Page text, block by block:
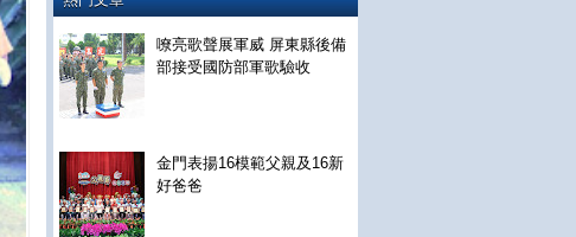
嘹亮歌聲展軍威 屏東縣後備
部接受國防部軍歌驗收
金門表揚16模範父親及16新
好爸爸